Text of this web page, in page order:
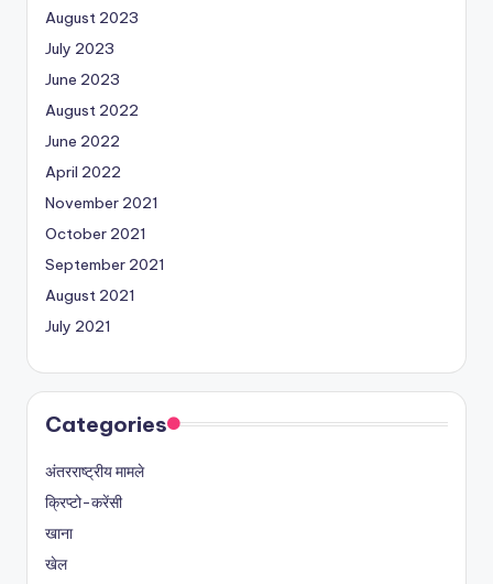
August 2023
July 2023
June 2023
August 2022
June 2022
April 2022
November 2021
October 2021
September 2021
August 2021
July 2021
Categories
अंतरराष्ट्रीय मामले
क्रिप्टो-करेंसी
खाना
खेल